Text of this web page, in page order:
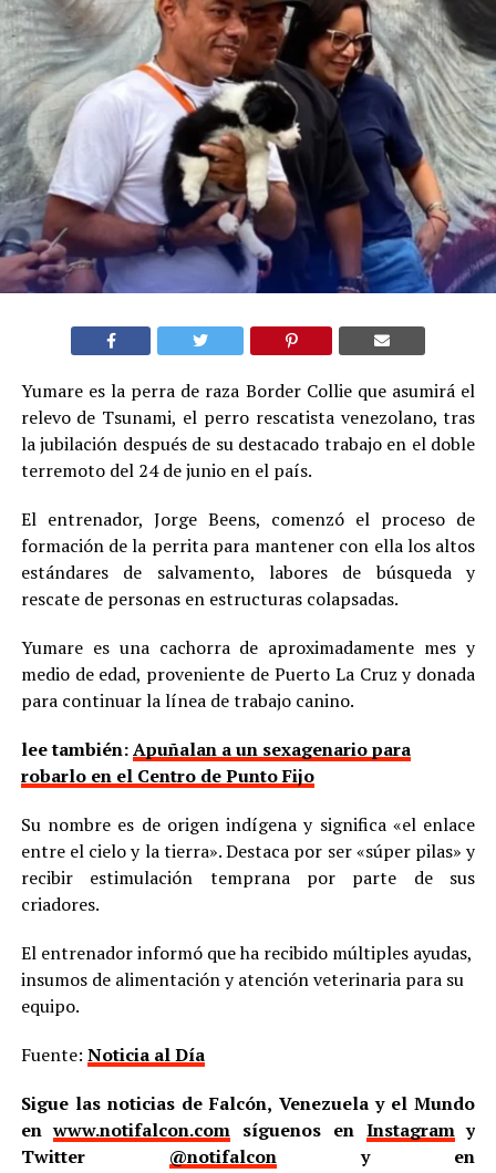
Yumare es la perra de raza Border Collie que asumirá el
relevo de Tsunami, el perro rescatista venezolano, tras
la jubilación después de su destacado trabajo en el doble
terremoto del 24 de junio en el país.
El entrenador, Jorge Beens, comenzó el proceso de
formación de la perrita para mantener con ella los altos
estándares de salvamento, labores de búsqueda y
rescate de personas en estructuras colapsadas.
Yumare es una cachorra de aproximadamente mes y
medio de edad, proveniente de Puerto La Cruz y donada
para continuar la línea de trabajo canino.
lee también:Apuñalan a un sexagenario para
robarlo en el Centro de Punto Fijo
Su nombre es de origen indígena y significa «el enlace
entre el cielo y la tierra». Destaca por ser «súper pilas» y
recibir estimulación temprana por parte de sus
criadores.
El entrenador informó que ha recibido múltiples ayudas,
insumos de alimentación y atención veterinaria para su
equipo.
Fuente: Noticia al Día
Sigue las noticias de Falcón, Venezuela y el Mundo
enwww.notifalcon.com síguenos en Instagramy
Twitter @notifalcony en